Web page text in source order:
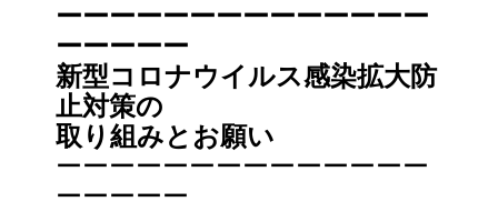
ーーーーーーーーーーーーーー
ーーーーー
新型コロナウイルス感染拡大防
止対策の
取り組みとお願い
ーーーーーーーーーーーーーー
ーーーーー